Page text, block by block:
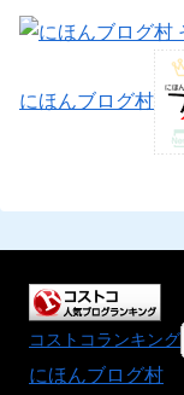
にほんブログ村
コストコランキング
にほんブログ村